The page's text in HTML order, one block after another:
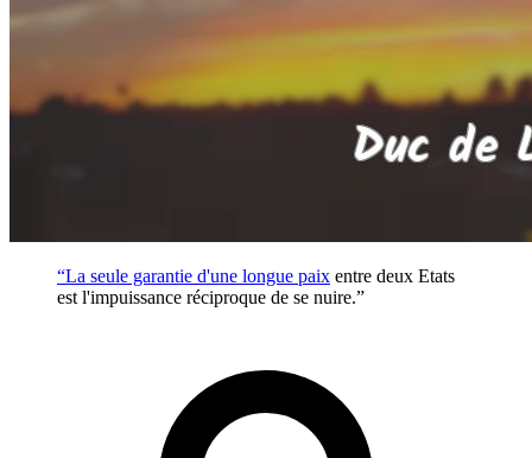
“La seule garantie d'une longue paix entre deux Etats
est l'impuissance réciproque de se nuire.”